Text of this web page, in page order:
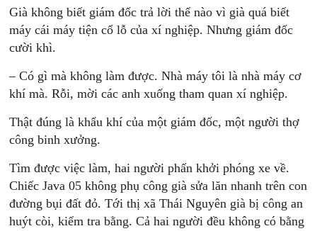
Già không biết giám đốc trả lời thế nào vì già quá biết
máy cái máy tiện cổ lỗ của xí nghiệp. Nhưng giám đốc
cười khì.
– Có gì mà không làm được. Nhà máy tôi là nhà máy cơ
khí mà. Rỗi, mời các anh xuống tham quan xí nghiệp.
Thật đúng là khẩu khí của một giám đốc, một người thợ
công binh xưởng.
Tìm được việc làm, hai người phấn khởi phóng xe về.
Chiếc Java 05 không phụ công già sửa lăn nhanh trên con
đường bụi đất đỏ. Tới thị xã Thái Nguyên già bị công an
huýt còi, kiểm tra bằng. Cả hai người đều không có bằng